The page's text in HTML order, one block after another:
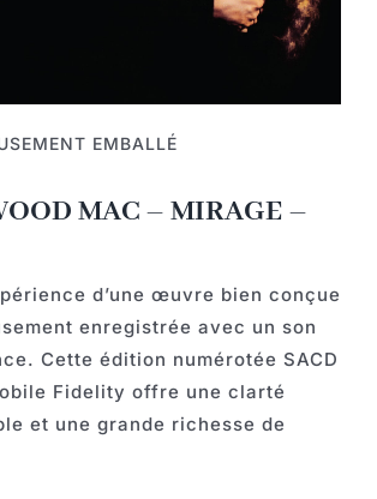
EMBALLÉ
MAC – MIRAGE –
d’une œuvre bien conçue
enregistrée avec un son
Cette édition numérotée SACD
Fidelity offre une clarté
et une grande richesse de